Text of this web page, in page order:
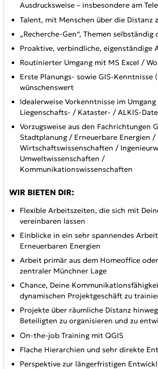
Ausdrucksweise – insbesondere am
Talent, mit Menschen über die Distanz
„Recherche-Gen“, Themen selbständig
Proaktive, verbindliche, eigenständige
Routinierter Umgang mit MS Excel /
Erste Planungs- sowie GIS-Kenntnisse
wünschenswert
Idealerweise Vorkenntnisse im
Liegenschafts- / Kataster- / ALKIS-
Vorzugsweise aus den Fachrichtungen
Stadtplanung / Erneuerbare Energien /
Wirtschaftswissenschaften /
Umweltwissenschaften /
Kommunikationswissenschaften
WIR BIETEN DIR:
Flexible Arbeitszeiten, die sich mit
vereinbaren lassen
Einblicke in ein sehr spannendes
Erneuerbaren Energien
Arbeit primär aus dem Homeoffice
zentraler Münchner Lage
Chance, Deine
dynamischen Projektgeschäft zu
Projekte über räumliche Distanz
Beteiligten zu organisieren und zu
On-the-job Training mit QGIS
Flache Hierarchien und sehr direkte
Perspektive zur längerfristigen